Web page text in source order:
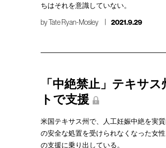
ちはそれを意識していない。
byTate Ryan-Mosley 2021.9.29
「中絶禁止」テキサ
トで支援
米国テキサス州で、人工妊娠中絶を実
の安全な処置を受けられなくなった女
の支援に乗り出している。